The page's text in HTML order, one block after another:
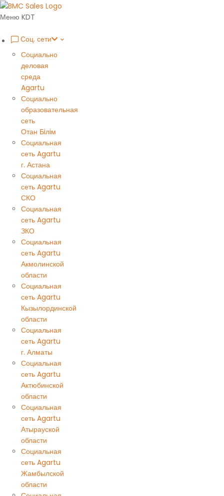
Меню KDT
Соц. сети
Социально
деловая
среда
Agartu
Социально
образовательная
сеть
Отан Бiлiм
Социальная
сеть Agartu
г. Астана
Социальная
сеть Agartu
СКО
Социальная
сеть Agartu
ЗКО
Социальная
сеть Agartu
Акмолинской
области
Социальная
сеть Agartu
Кызылординской
области
Социальная
сеть Agartu
г. Алматы
Социальная
сеть Agartu
Актюбинской
области
Социальная
сеть Agartu
Атырауской
области
Социальная
сеть Agartu
Жамбылской
области